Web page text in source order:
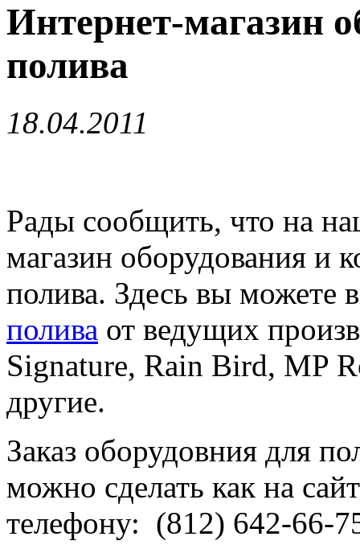
Интернет-магазин
полива
18.04.2011
Рады сообщить, что на
магазин оборудования и
полива. Здесь вы можете
полива от ведущих
Signature, Rain Bird, MP
другие.
Заказ оборудовния для
можно сделать как на
телефону: (812) 642-66-